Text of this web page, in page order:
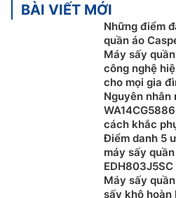
Chương trình diệt khuẩn
Máy giặt Electrolux inverter
BÀI VIẾT MỚI
Những điểm
quần áo
Máy sấy
công nghệ
cho mọi gia
Nguyên nhân
cách khắc
Điểm danh 5
máy sấy
EDH803J5SC
Máy sấy
sấy khô hoàn